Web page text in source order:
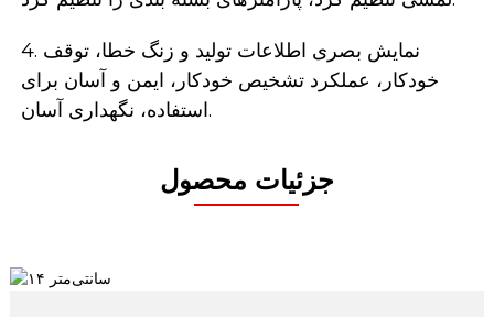
4. نمایش بصری اطلاعات تولید و زنگ خطا، توقف
خودکار، عملکرد تشخیص خودکار، ایمن و آسان برای
استفاده، نگهداری آسان.
جزئیات محصول